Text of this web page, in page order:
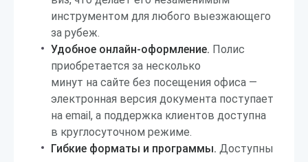
инструментом для любого выезжающего
за рубеж.
Удобное онлайн-оформление. Полис
приобретается за несколько
минут на сайте без посещения офиса —
электронная версия документа поступает
на email, а поддержка клиентов доступна
в круглосуточном режиме.
Гибкие форматы и программы. Доступны